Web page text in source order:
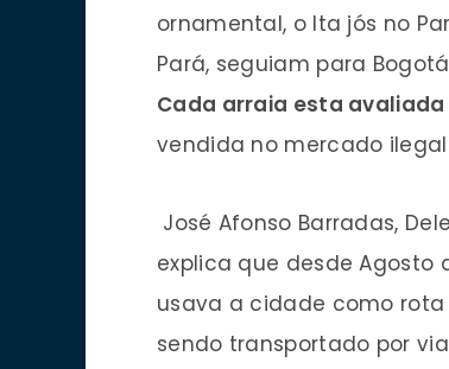
ornamental, o Ita jós no
Pará, seguiam para
Cada arraia esta avaliada
vendida no mercado
José Afonso Barradas,
explica que desde Agosto
usava a cidade como
sendo transportado por